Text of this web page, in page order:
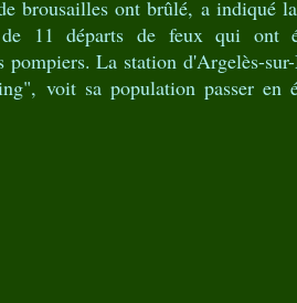
brousailles ont brûlé, a indiqué
11 départs de feux qui ont
pompiers. La station d'Argelès-
voit sa population passer en